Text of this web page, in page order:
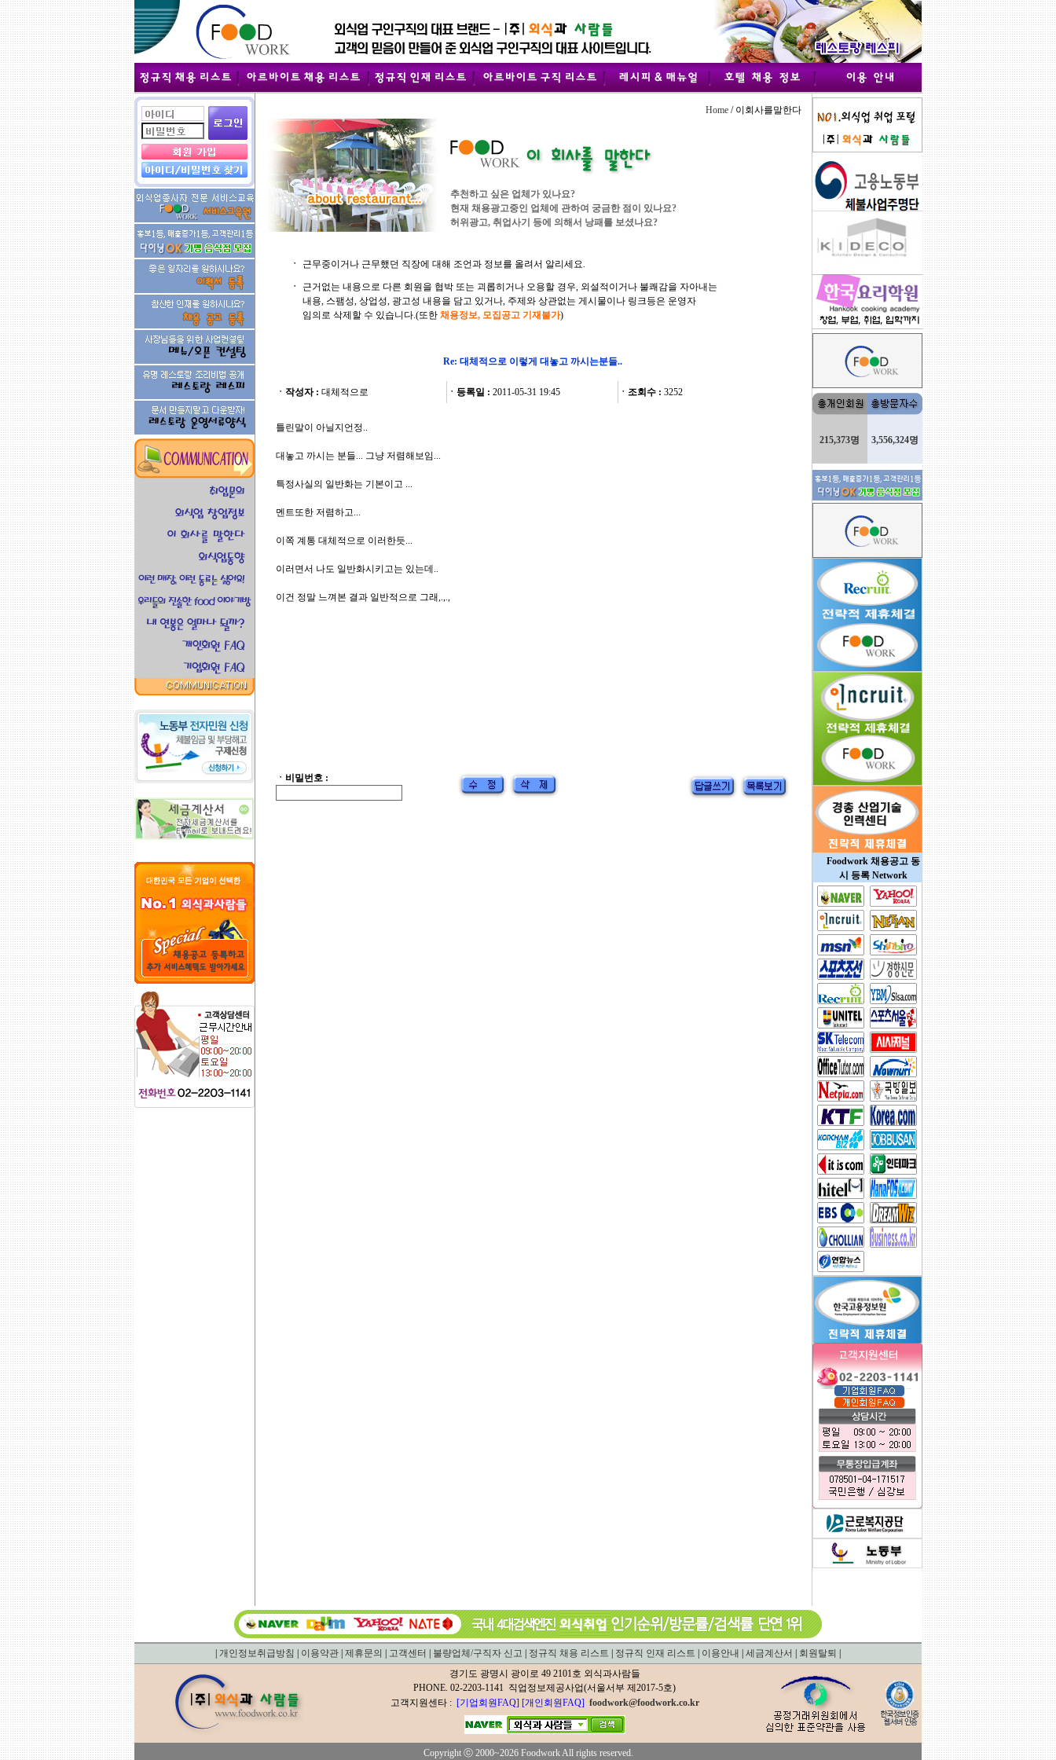
Home/ 이회사를말한다
추천하고 싶은 업체가 있나요?
현재 채용광고중인 업체에 관하여 궁금한 점이 있나요?
허위광고, 취업사기 등에 의해서 낭패를 보셨나요?
ㆍ 근무중이거나 근무했던 직장에 대해 조언과 정보를 올려서 알리세요.
ㆍ
근거없는 내용으로 다른 회원을 협박 또는 괴롭히거나 오용할 경우, 외설적이거나 불쾌감을 자아내는
내용, 스팸성, 상업성, 광고성 내용을 담고 있거나, 주제와 상관없는 게시물이나 링크등은 운영자
임의로 삭제할 수 있습니다.(또한 채용정보, 모집공고 기재불가)
Re: 대체적으로 이렇게 대놓고 까시는분들..
ㆍ작성자 : 대체적으로 ㆍ등록일 : 2011-05-31 19:45 ㆍ조회수 : 3252
틀린말이 아닐지언정..
대놓고 까시는 분들... 그냥 저렴해보임...
특정사실의 일반화는 기본이고 ...
멘트또한 저렴하고...
이쪽 계통 대체적으로 이러한듯...
이러면서 나도 일반화시키고는 있는데..
이건 정말 느껴본 결과 일반적으로 그래,.,.,
ㆍ비밀번호 :
215,373명 3,556,324명
Foodwork 채용공고 동
시 등록 Network
개인정보취급방침 이용약관 제휴문의 고객센터 불량업체/구직자 신고 정규직 채용 리스트 정규직 인재 리스트 이용안내 세금계산서 회원탈퇴
경기도 광명시 광이로 49 2101호 외식과사람들
PHONE. 02-2203-1141 직업정보제공사업(서울서부 제2017-5호)
고객지원센타 : [기업회원FAQ] [개인회원FAQ] foodwork@foodwork.co.kr
Copyright ⓒ 2000~2026 Foodwork All rights reserved.